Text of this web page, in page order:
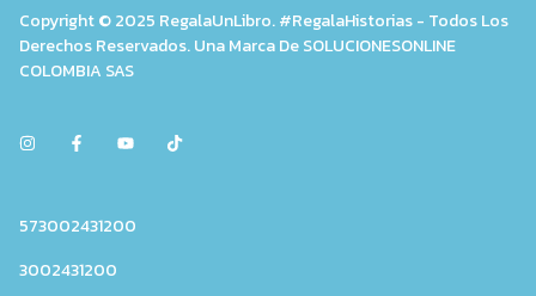
Copyright © 2025 RegalaUnLibro. #RegalaHistorias - Todos Los
Derechos Reservados. Una Marca De SOLUCIONESONLINE
COLOMBIA SAS
573002431200
3002431200